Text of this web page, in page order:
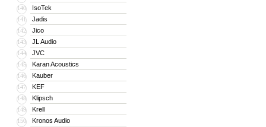
140 IsoTek
141 Jadis
142 Jico
143 JL Audio
144 JVC
145 Karan Acoustics
146 Kauber
147 KEF
148 Klipsch
149 Krell
150 Kronos Audio